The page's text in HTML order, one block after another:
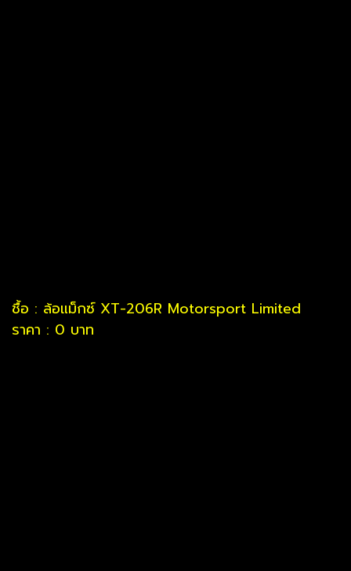
ชื้อ : ล้อแม็กซ์ XT-206R Motorsport Limited
ราคา : 0 บาท